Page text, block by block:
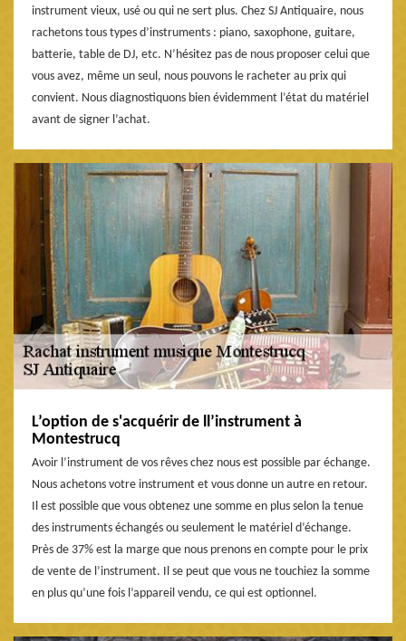
instrument vieux, usé ou qui ne sert plus. Chez SJ Antiquaire, nous
rachetons tous types d’instruments : piano, saxophone, guitare,
batterie, table de DJ, etc. N’hésitez pas de nous proposer celui que
vous avez, même un seul, nous pouvons le racheter au prix qui
convient. Nous diagnostiquons bien évidemment l’état du matériel
avant de signer l’achat.
L’option de s'acquérir de ll’instrument à
Montestrucq
Avoir l’instrument de vos rêves chez nous est possible par échange.
Nous achetons votre instrument et vous donne un autre en retour.
Il est possible que vous obtenez une somme en plus selon la tenue
des instruments échangés ou seulement le matériel d’échange.
Près de 37% est la marge que nous prenons en compte pour le prix
de vente de l’instrument. Il se peut que vous ne touchiez la somme
en plus qu’une fois l’appareil vendu, ce qui est optionnel.